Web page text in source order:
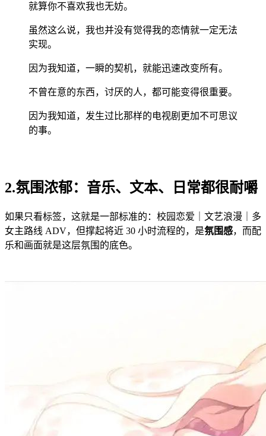
就算你不喜欢我也无妨。
虽然这么说，我也并没有觉得我的恋情就一定无法
实现。
因为我知道，一瞬的契机，就能迅速改变所有。
不曾在意的东西，讨厌的人，都可能变得很重要。
因为我知道，发生过比那样的电视剧更加不可思议
的事。
2.氛围浓郁：音乐、文本、日常都很耐嚼
如果只看标签，这就是一部标准的：校园恋爱｜文艺浪漫｜多
女主路线 ADV，但撑起将近 30 小时流程的，是氛围感，而配
乐和画面就是这层氛围的底色。